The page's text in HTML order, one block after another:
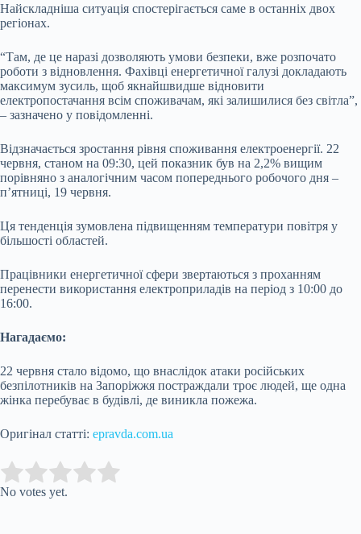
Найскладніша ситуація спостерігається саме в останніх двох
регіонах.
“Там, де це наразі дозволяють умови безпеки, вже розпочато
роботи з відновлення. Фахівці енергетичної галузі докладають
максимум зусиль, щоб якнайшвидше відновити
електропостачання всім споживачам, які залишилися без світла”,
– зазначено у повідомленні.
Відзначається зростання рівня споживання електроенергії. 22
червня, станом на 09:30, цей показник був на 2,2% вищим
порівняно з аналогічним часом попереднього робочого дня –
п’ятниці, 19 червня.
Ця тенденція зумовлена підвищенням температури повітря у
більшості областей.
Працівники енергетичної сфери звертаються з проханням
перенести використання електроприладів на період з 10:00 до
16:00.
Нагадаємо:
22 червня стало відомо, що внаслідок атаки російських
безпілотників на Запоріжжя постраждали троє людей, ще одна
жінка перебуває в будівлі, де виникла пожежа.
Оригінал статті: epravda.com.ua
Rate this item:
No votes yet.